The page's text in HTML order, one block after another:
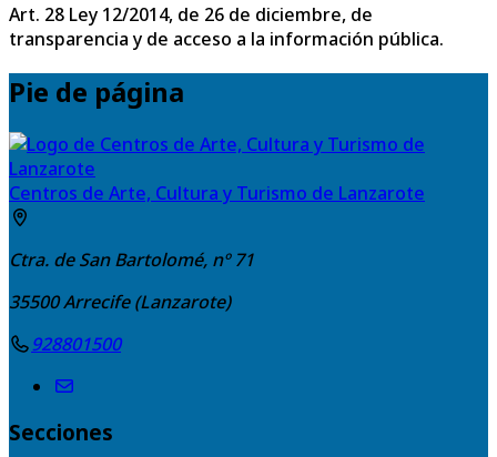
Art. 28 Ley 12/2014, de 26 de diciembre, de
transparencia y de acceso a la información pública.
Pie de página
Centros de Arte, Cultura y Turismo de Lanzarote
Ctra. de San Bartolomé, nº 71
35500Arrecife (Lanzarote)
928801500
Secciones